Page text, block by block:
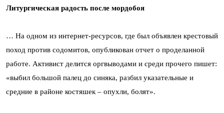
Литургическая радость после мордобоя
… На одном из интернет-ресурсов, где был объявлен крестовый
поход против содомитов, опубликован отчет о проделанной
работе. Активист делится оргвыводами и среди прочего пишет:
«выбил большой палец до синяка, разбил указательные и
средние в районе костяшек – опухли, болят».